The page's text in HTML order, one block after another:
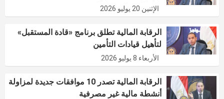
الإثنين 20 يوليو 2026
الرقابة المالية تطلق برنامج «قادة المستقبل»
لتأهيل قيادات التأمين
الأربعاء 8 يوليو 2026
الرقابة المالية تصدر 10 موافقات جديدة لمزاولة
أنشطة مالية غير مصرفية